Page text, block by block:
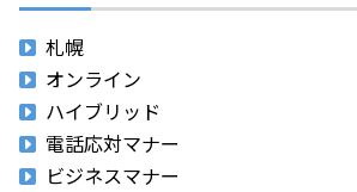
札幌
オンライン
ハイブリッド
電話応対マナー
ビジネスマナー